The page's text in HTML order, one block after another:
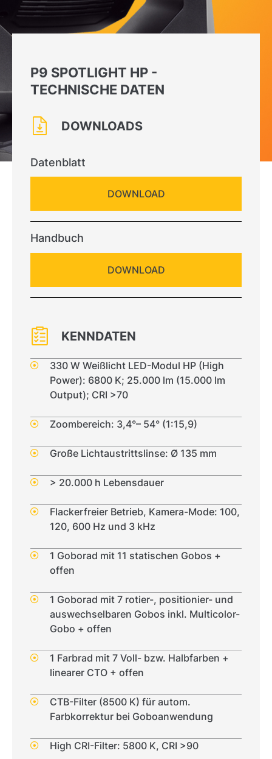
P9 SPOTLIGHT HP -
TECHNISCHE DATEN
DOWNLOADS
Datenblatt
DOWNLOAD
Handbuch
DOWNLOAD
KENNDATEN
330 W Weißlicht LED-Modul HP (High
Power): 6800 K; 25.000 lm (15.000 lm
Output); CRI >70
Zoombereich: 3,4°– 54° (1:15,9)
Große Lichtaustrittslinse: Ø 135 mm
> 20.000 h Lebensdauer
Flackerfreier Betrieb, Kamera-Mode: 100,
120, 600 Hz und 3 kHz
1 Goborad mit 11 statischen Gobos +
offen
1 Goborad mit 7 rotier-, positionier- und
auswechselbaren Gobos inkl. Multicolor-
Gobo + offen
1 Farbrad mit 7 Voll- bzw. Halbfarben +
linearer CTO + offen
CTB-Filter (8500 K) für autom.
Farbkorrektur bei Goboanwendung
High CRI-Filter: 5800 K, CRI >90